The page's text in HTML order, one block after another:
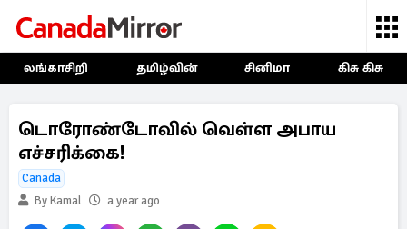
லங்காசிறி தமிழ்வின் சினிமா கிசு கிசு
டொரோண்டோவில் வெள்ள அபாய
எச்சரிக்கை!
Canada
By Kamal
a year ago